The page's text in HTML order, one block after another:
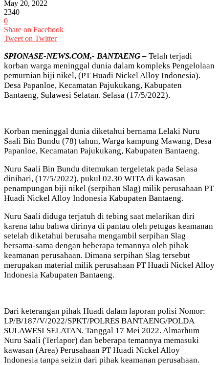
May 20, 2022
2340
0
Share on Facebook
Tweet on Twitter
SPIONASE-NEWS.COM,- BANTAENG – Telah terjadi
korban warga meninggal dunia dalam kompleks Pengelolaan
pemurnian biji nikel, (PT Huadi Nickel Alloy Indonesia).
Desa Papanloe, Kecamatan Pajukukang, Kabupaten
Bantaeng, Sulawesi Selatan. Selasa (17/5/2022).
Korban meninggal dunia diketahui bernama Lelaki Nuru
Saali Bin Bundu (78) tahun, Warga kampung Mawang, Desa
Papanloe, Kecamatan Pajukukang, Kabupaten Bantaeng.
Nuru Saali Bin Bundu ditemukan tergeletak pada Selasa
dinihari, (17/5/2022), pukul 02.30 WITA di kawasan
penampungan biji nikel (serpihan Slag) milik perusahaan PT
Huadi Nickel Alloy Indonesia Kabupaten Bantaeng.
Nuru Saali diduga terjatuh di tebing saat melarikan diri
karena tahu bahwa dirinya di pantau oleh petugas keamanan
setelah diketahui berusaha mengambil serpihan Slag
bersama-sama dengan beberapa temannya oleh pihak
keamanan perusahaan. Dimana serpihan Slag tersebut
merupakan material milik perusahaan PT Huadi Nickel Alloy
Indonesia Kabupaten Bantaeng.
Dari keterangan pihak Huadi dalam laporan polisi Nomor:
LP/B/187/V/2022/SPKT/POLRES BANTAENG/POLDA
SULAWESI SELATAN. Tanggal 17 Mei 2022. Almarhum
Nuru Saali (Terlapor) dan beberapa temannya memasuki
kawasan (Area) Perusahaan PT Huadi Nickel Alloy
Indonesia tanpa seizin dari pihak keamanan perusahaan.